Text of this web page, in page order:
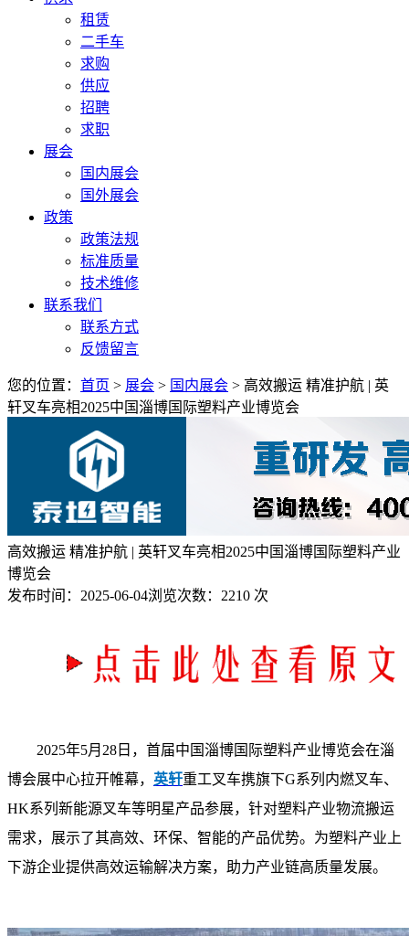
租赁
二手车
求购
供应
招聘
求职
展会
国内展会
国外展会
政策
政策法规
标准质量
技术维修
联系我们
联系方式
反馈留言
您的位置： 首页 > 展会 > 国内展会 > 高效搬运 精准护航 | 英
轩叉车亮相2025中国淄博国际塑料产业博览会
高效搬运 精准护航 | 英轩叉车亮相2025中国淄博国际塑料产业
博览会
发布时间： 2025-06-04浏览次数： 2210 次
2025年5月28日，首届中国淄博国际塑料产业博览会在淄
博会展中心拉开帷幕， 英轩重工叉车携旗下G系列内燃叉车、
HK系列新能源叉车等明星产品参展，针对塑料产业物流搬运
需求，展示了其高效、环保、智能的产品优势。为塑料产业上
下游企业提供高效运输解决方案，助力产业链高质量发展。